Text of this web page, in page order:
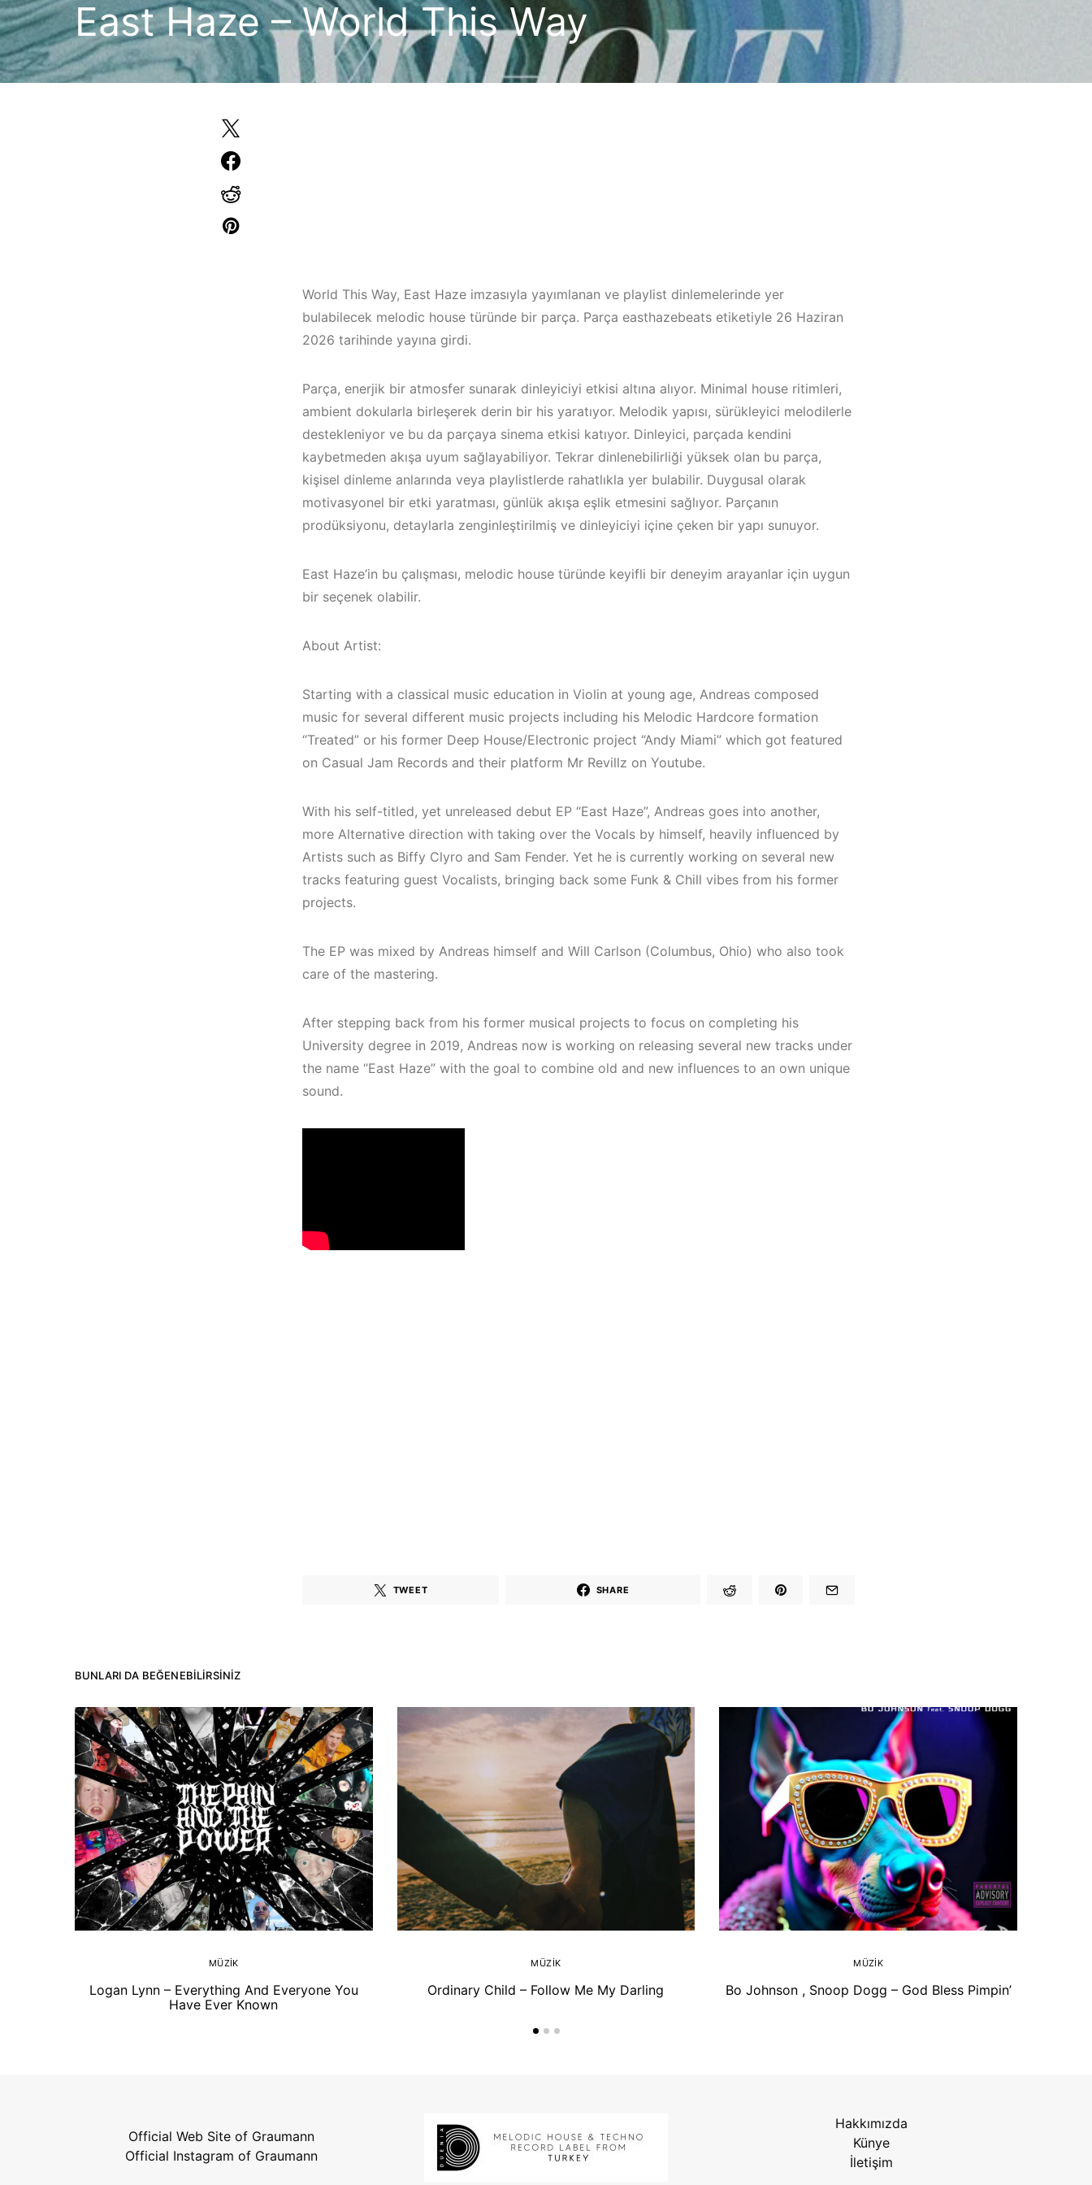
İzmir ‘in Yeni
Elektronik Müzik
Mekanı : CAVE
Elektronik Müzik
Mekanları 2023 –
(House, Techno,
Downtempo)
Kuşadası /
Elektronik Müzik
Mekanları ve
Etkinlikleri 2023
(Downtempo,
HEMEN İNCELE
East Haze – World This Way
World This Way, East Haze imzasıyla yayımlanan ve playlist dinlemelerinde yer
bulabilecek melodic house türünde bir parça. Parça easthazebeats etiketiyle 26 Haziran
2026 tarihinde yayına girdi.
Parça, enerjik bir atmosfer sunarak dinleyiciyi etkisi altına alıyor. Minimal house ritimleri,
ambient dokularla birleşerek derin bir his yaratıyor. Melodik yapısı, sürükleyici melodilerle
destekleniyor ve bu da parçaya sinema etkisi katıyor. Dinleyici, parçada kendini
kaybetmeden akışa uyum sağlayabiliyor. Tekrar dinlenebilirliği yüksek olan bu parça,
kişisel dinleme anlarında veya playlistlerde rahatlıkla yer bulabilir. Duygusal olarak
motivasyonel bir etki yaratması, günlük akışa eşlik etmesini sağlıyor. Parçanın
prodüksiyonu, detaylarla zenginleştirilmiş ve dinleyiciyi içine çeken bir yapı sunuyor.
East Haze’in bu çalışması, melodic house türünde keyifli bir deneyim arayanlar için uygun
bir seçenek olabilir.
About Artist:
Starting with a classical music education in Violin at young age, Andreas composed
music for several different music projects including his Melodic Hardcore formation
“Treated” or his former Deep House/Electronic project “Andy Miami” which got featured
on Casual Jam Records and their platform Mr Revillz on Youtube.
With his self-titled, yet unreleased debut EP “East Haze”, Andreas goes into another,
more Alternative direction with taking over the Vocals by himself, heavily influenced by
Artists such as Biffy Clyro and Sam Fender. Yet he is currently working on several new
tracks featuring guest Vocalists, bringing back some Funk & Chill vibes from his former
projects.
The EP was mixed by Andreas himself and Will Carlson (Columbus, Ohio) who also took
care of the mastering.
After stepping back from his former musical projects to focus on completing his
University degree in 2019, Andreas now is working on releasing several new tracks under
the name “East Haze” with the goal to combine old and new influences to an own unique
sound.
TWEET SHARE
BUNLARI DA BEĞENEBILIRSINIZ
MÜZIK
Logan Lynn – Everything And Everyone You
Have Ever Known
MÜZIK
Ordinary Child – Follow Me My Darling
MÜZIK
Bo Johnson , Snoop Dogg – God Bless Pimpin’
Official Web Site of Graumann
Official Instagram of Graumann
Hakkımızda
Künye
İletişim